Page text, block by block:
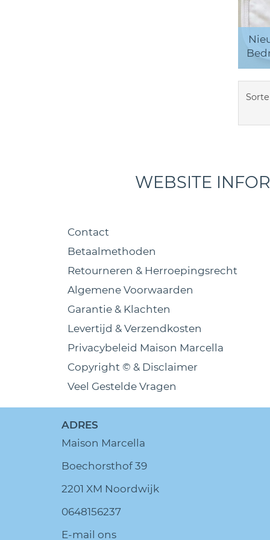
WEBSITE
Contact
Betaalmethoden
Retourneren & Herroepingsrecht
Algemene Voorwaarden
Garantie & Klachten
Levertijd & Verzendkosten
Privacybeleid Maison Marcella
Copyright © & Disclaimer
Veel Gestelde Vragen
ADRES
Maison Marcella
Boechorsthof 39
2201 XM Noordwijk
0648156237
E-mail ons